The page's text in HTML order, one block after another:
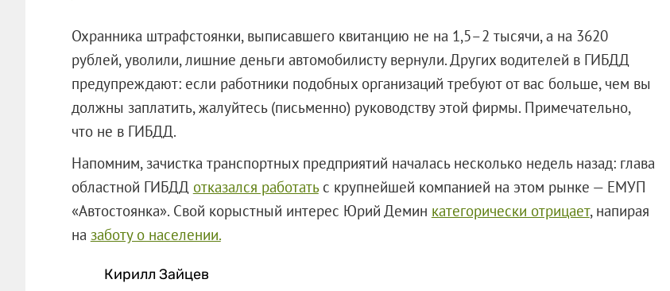
Охранника штрафстоянки, выписавшего квитанцию не на 1,5–2 тысячи, а на 3620
рублей, уволили, лишние деньги автомобилисту вернули. Других водителей в ГИБДД
предупреждают: если работники подобных организаций требуют от вас больше, чем вы
должны заплатить, жалуйтесь (письменно) руководству этой фирмы. Примечательно,
что не в ГИБДД.
Напомним, зачистка транспортных предприятий началась несколько недель назад: глава
областной ГИБДД отказался работатьс крупнейшей компанией на этом рынке — ЕМУП
«Автостоянка». Свой корыстный интерес Юрий Демин категорически отрицает, напирая
на заботу о населении.
Кирилл Зайцев